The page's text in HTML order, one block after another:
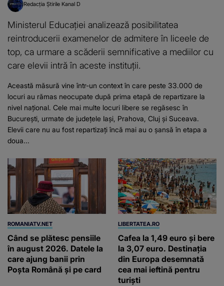
Redacția Știrile Kanal D
Ministerul Educației analizează posibilitatea
reintroducerii examenelor de admitere în liceele de
top, ca urmare a scăderii semnificative a mediilor cu
care elevii intră în aceste instituții.
Această măsură vine într-un context în care peste 33.000 de
locuri au rămas neocupate după prima etapă de repartizare la
nivel național. Cele mai multe locuri libere se regăsesc în
București, urmate de județele Iași, Prahova, Cluj și Suceava.
Elevii care nu au fost repartizați încă mai au o șansă în etapa a
doua...
ROMANIATV.NET
Când se plătesc pensiile
în august 2026. Datele la
care ajung banii prin
Poșta Română și pe card
LIBERTATEA.RO
Cafea la 1,49 euro și bere
la 3,07 euro. Destinația
din Europa desemnată
cea mai ieftină pentru
turiști